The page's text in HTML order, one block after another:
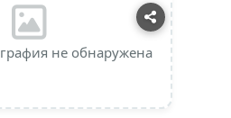
не обнаружена